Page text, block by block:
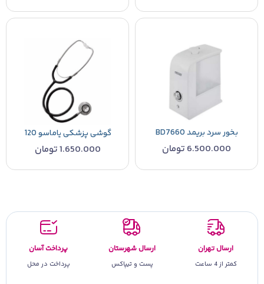
بخور سرد بریمد BD7660
6.500.000 تومان
گوشی پزشکی یاماسو 120
1.650.000تومان
ارسال تهران
کمتر از 4 ساعت
ارسال شهرستان
پست و تیپاکس
پرداخت آسان
پرداخت در محل